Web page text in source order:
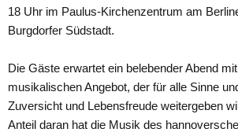
18 Uhr im Paulus-Kirchenzentrum am
Burgdorfer Südstadt.
Die Gäste erwartet ein belebender Abend
musikalischen Angebot, der für alle Sinne
Zuversicht und Lebensfreude weitergeben
Anteil daran hat die Musik des